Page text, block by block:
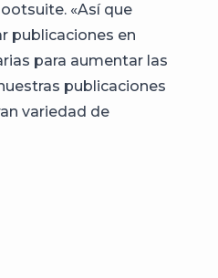
«Así que
publicaciones en
para aumentar las
publicaciones
variedad de